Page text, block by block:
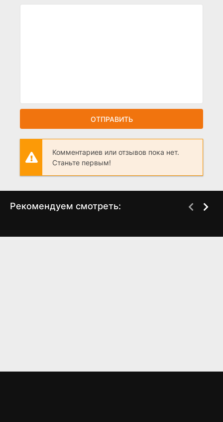
ОТПРАВИТЬ
Комментариев или отзывов пока нет.
Станьте первым!
Рекомендуем смотреть: